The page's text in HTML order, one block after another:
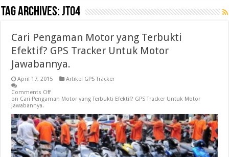
Tag Archives:jt04
Cari Pengaman Motor yang Terbukti
Efektif? GPS Tracker Untuk Motor
Jawabannya.
April 17, 2015
Artikel GPS Tracker
Comments Off
on Cari Pengaman Motor yang Terbukti Efektif? GPS Tracker Untuk Motor
Jawabannya.